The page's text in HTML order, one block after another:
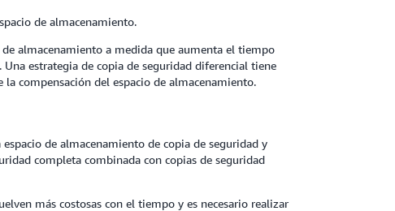
de almacenamiento.
almacenamiento a medida que aumenta el tiempo
estrategia de copia de seguridad diferencial tiene
compensación del espacio de almacenamiento.
de almacenamiento de copia de seguridad y
completa combinada con copias de seguridad
más costosas con el tiempo y es necesario realizar